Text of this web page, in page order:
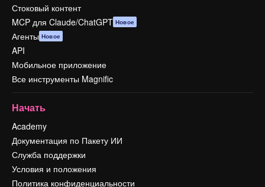
Стоковый контент
MCP для Claude/ChatGPT Новое
Агенты Новое
API
Мобильное приложение
Все инструменты Magnific
Начать
Academy
Документация по Пакету ИИ
Служба поддержки
Условия и положения
Политика конфиденциальности